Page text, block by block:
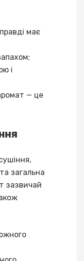
має
і
— це
загальна
зазвичай